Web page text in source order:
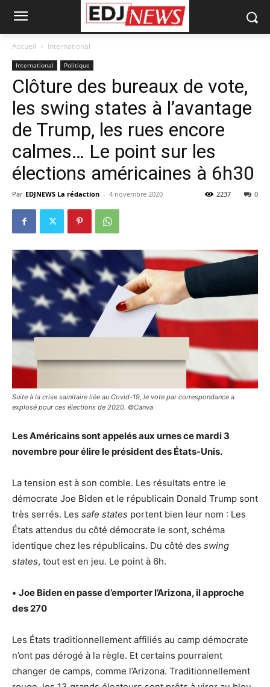
Accueil International
International Politique
Clôture des bureaux de vote,
les swing states à l’avantage
de Trump, les rues encore
calmes… Le point sur les
élections américaines à 6h30
Par EDJNEWS La rédaction - 4 novembre 2020 0
2237
Suite à la crise sainitaire liée au Covid-19, le vote par correspondance a
explosé pour ces élections de 2020. ©Canva
Les Américains sont appelés aux urnes ce mardi 3
novembre pour élire le président des États-Unis.
La tension est à son comble. Les résultats entre le
démocrate Joe Biden et le républicain Donald Trump sont
très serrés. Les safe states portent bien leur nom : Les
États attendus du côté démocrate le sont, schéma
identique chez les républicains. Du côté des swing
states, tout est en jeu. Le point à 6h.
• Joe Biden en passe d’emporter l’Arizona, il approche
des 270
Les États traditionnellement affiliés au camp démocrate
n’ont pas dérogé à la règle. Et certains pourraient
changer de camps, comme l’Arizona. Traditionnellement